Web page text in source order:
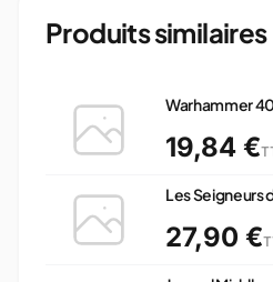
Produits similaires
Warhammer
19,84 €
Les Seigneurs
27,90 €